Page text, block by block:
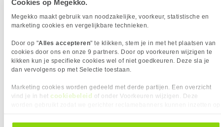
Cookies op Megekko.
Megekko maakt gebruik van noodzakelijke, voorkeur, statistische en
marketing cookies en vergelijkbare technieken.
Door op "Alles accepteren" te klikken, stem je in met het plaatsen van
cookies door ons en onze 9 partners. Door op voorkeuren wijzigen te
kikken kun je specifieke cookies wel of niet goedkeuren. Deze sla je
dan vervolgens op met Selectie toestaan.
Marketing cookies worden gedeeld met derde partijen. Een overzicht
vind je in het cookiebeleid of onder Voorkeuren wijzigen. Deze
alle cookies. Je kunt je gegeven toestemming altijd intrekken, dit doe je
Moederbord
verbindt alle componenten. Vanaf hier werken
processor, werkgeheugen, videokaart, opslag en
randapparatuur samen. Het kiezen van het juiste
hiervan afhangen. Lees in onze blog alles over het
belang en de keuze van een moederbord.
Lees Meer